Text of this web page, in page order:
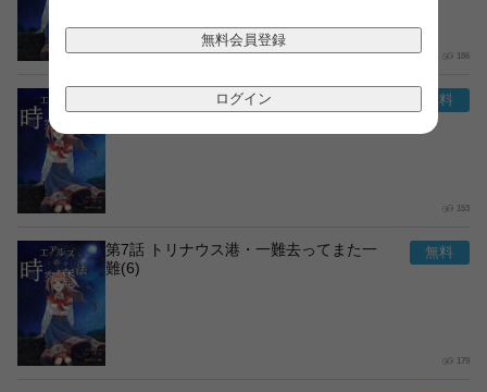
無料会員登録
ログイン
186
第7話 トリナウス港・一難去ってまた一
難(7)
153
第7話 トリナウス港・一難去ってまた一
難(6)
179